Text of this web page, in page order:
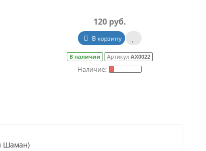
120 руб.
В корзину
В наличии Артикул АХ0022
Шаман)